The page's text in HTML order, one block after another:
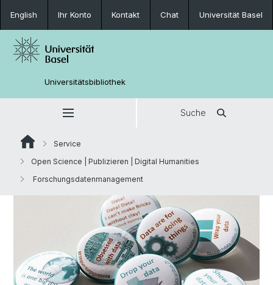
English Ihr Konto Kontakt Chat Universität Basel
Universitätsbibliothek
Suche
Service
Open Science | Publizieren | Digital Humanities
Forschungsdatenmanagement